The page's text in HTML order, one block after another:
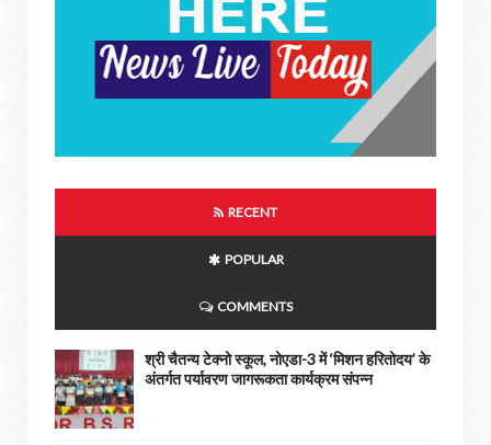
RECENT
POPULAR
COMMENTS
श्री चैतन्य टेक्नो स्कूल, नोएडा-3 में ‘मिशन हरितोदय’ के
अंतर्गत पर्यावरण जागरूकता कार्यक्रम संपन्न